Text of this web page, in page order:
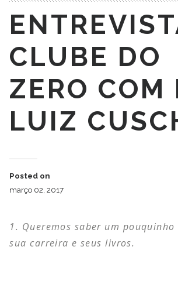
CLUBE DO
ZERO COM
LUIZ
Posted on
março 02, 2017
Queremos saber um pouquinho
sua carreira e seus livros.